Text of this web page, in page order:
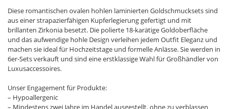
Diese romantischen ovalen hohlen laminierten Goldschmucksets sind
aus einer strapazierfähigen Kupferlegierung gefertigt und mit
brillanten Zirkonia besetzt. Die polierte 18-karätige Goldoberfläche
und das aufwendige hohle Design verleihen jedem Outfit Eleganz und
machen sie ideal für Hochzeitstage und formelle Anlässe. Sie werden in
6er-Sets verkauft und sind eine erstklassige Wahl für Großhändler von
Luxusaccessoires.
Unser Engagement für Produkte:
– Hypoallergenic
– Mindestens zwei Jahre im Handel ausgestellt, ohne zu verblassen